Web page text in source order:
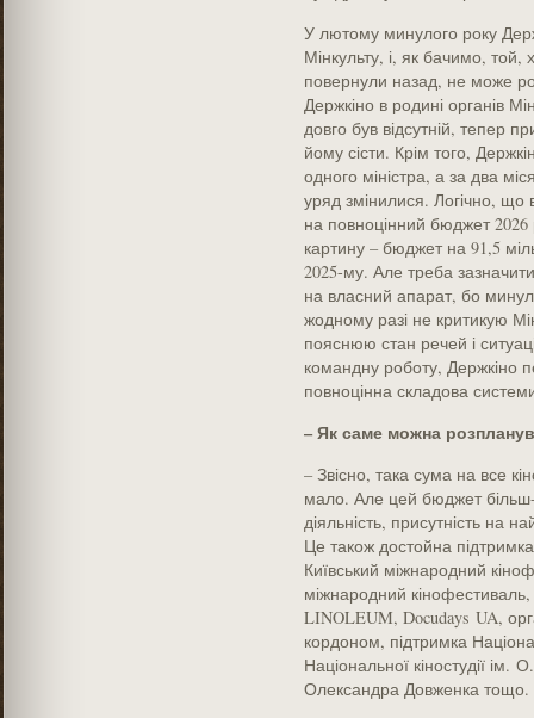
У лютому минулого року
Мінкульту, і, як бачимо,
повернули назад, не може
Держкіно в родині органів
довго був відсутній, тепер
йому сісти. Крім того,
одного міністра, а за два
уряд змінилися. Логічно, що
на повноцінний бюджет 2026
картину – бюджет на 91,5
2025-му. Але треба
на власний апарат, бо
жодному разі не критикую
пояснюю стан речей і
командну роботу, Держкіно
повноцінна складова
– Як саме можна
– Звісно, така сума на все
мало. Але цей бюджет
діяльність, присутність на
Це також достойна
Київський міжнародний
міжнародний кінофестиваль,
LINOLEUM, Docudays UA,
кордоном, підтримка
Національної кіностудії
Олександра Довженка тощо.